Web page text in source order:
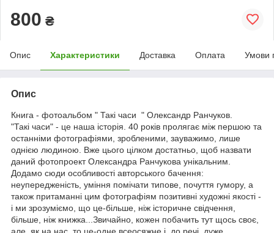
800 ₴
Опис Характеристики Доставка Оплата Умови
Опис
Книга - фотоальбом " Такі часи " Олександр Ранчуков.
"Такі часи" - це наша історія. 40 років пролягає між першою та
останніми фотографіями, зробленими, зауважимо, лише
однією людиною. Вже цього цілком достатньо, щоб назвати
даний фотопроект Олександра Ранчукова унікальним.
Додамо сюди особливості авторського бачення:
неупередженість, уміння помічати типове, почуття гумору, а
також притаманні цим фотографіям позитивні художні якості -
і ми зрозуміємо, що це-більше, ніж історичне свідчення,
більше, ніж книжка...Звичайно, кожен побачить тут щось своє,
але, як на нас, то це-одне всеосяжне і, до речі, дуже